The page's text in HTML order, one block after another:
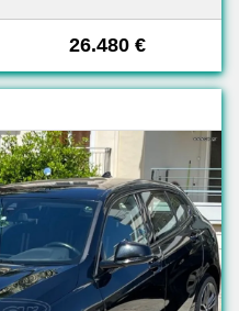
26.480 €